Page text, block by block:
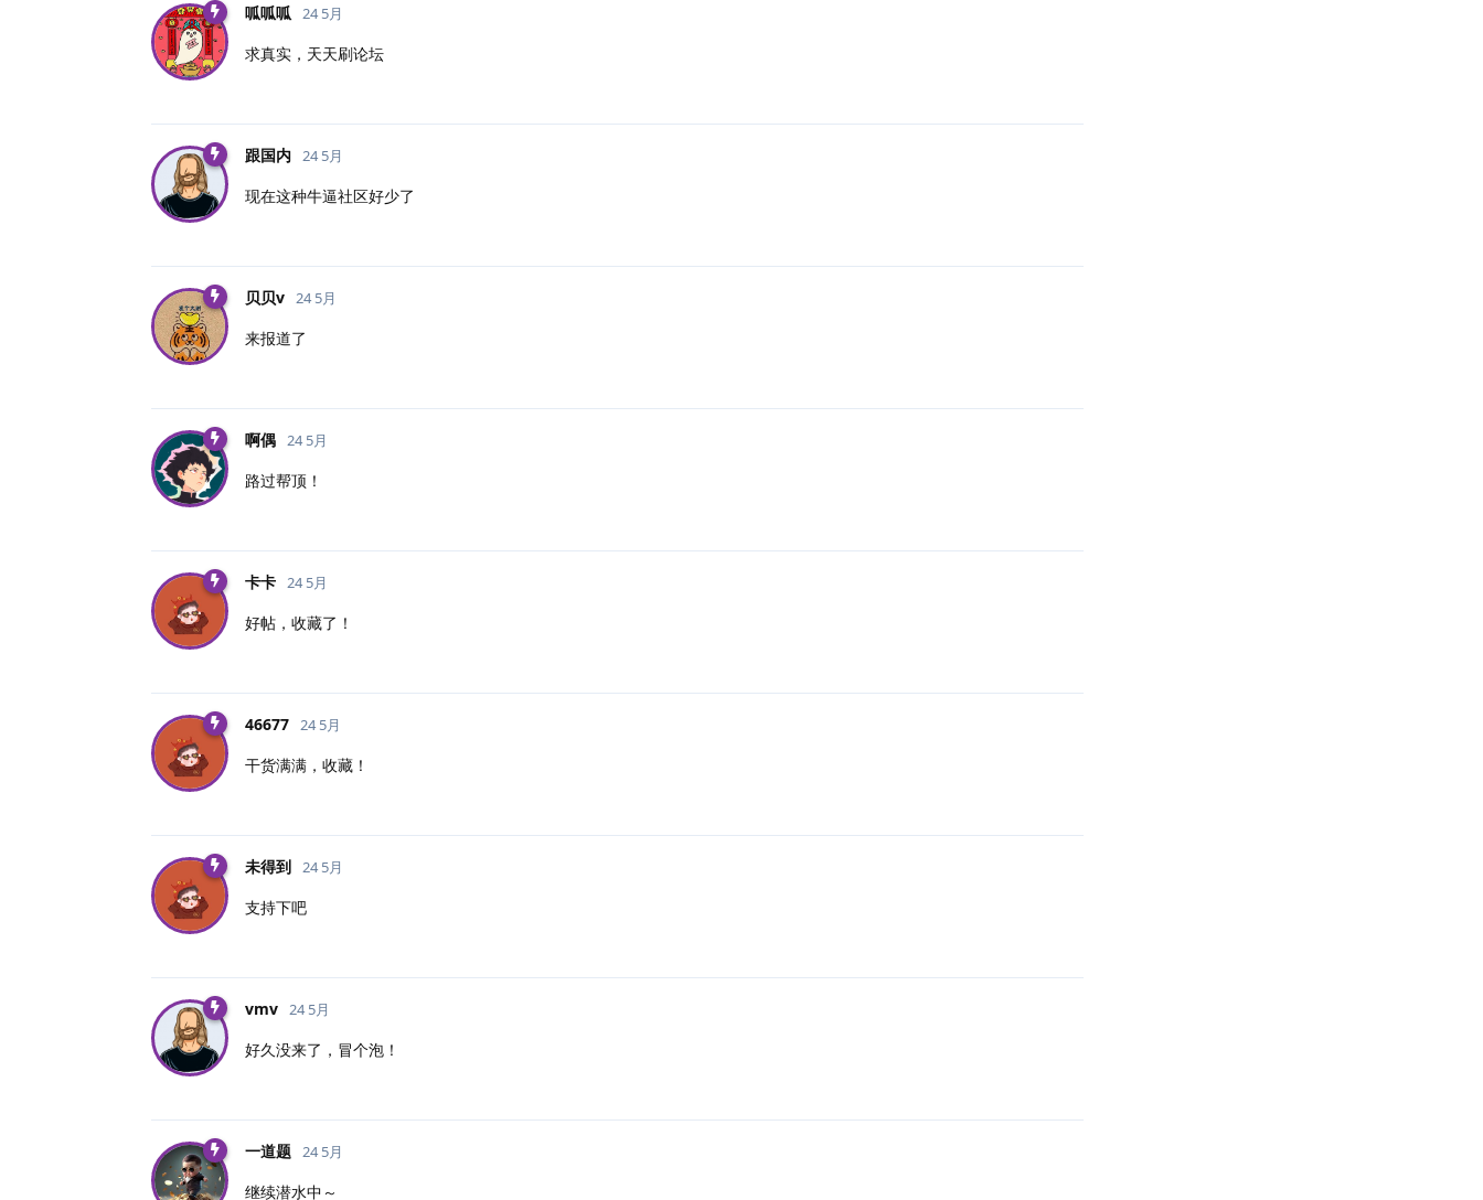
呱呱呱 24 5月
求真实，天天刷论坛
跟国内 24 5月
现在这种牛逼社区好少了
贝贝v 24 5月
来报道了
啊偶 24 5月
路过帮顶！
卡卡 24 5月
好帖，收藏了！
46677 24 5月
干货满满，收藏！
未得到 24 5月
支持下吧
vmv 24 5月
好久没来了，冒个泡！
一道题 24 5月
继续潜水中～